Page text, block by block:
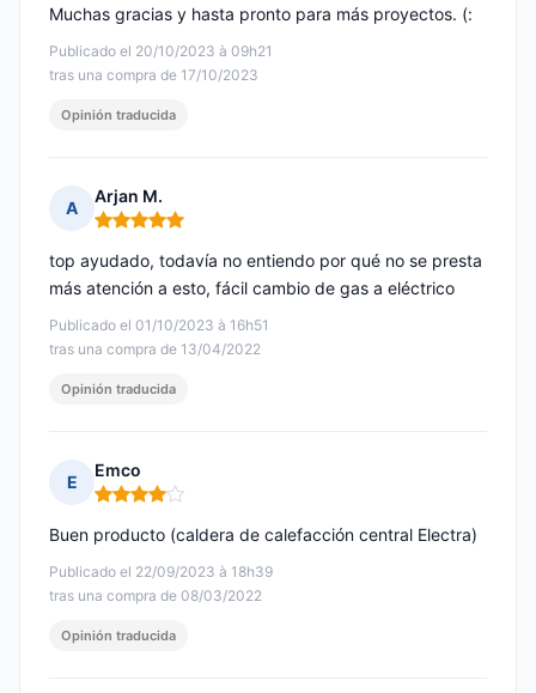
Publicado el 20/10/2023 à 09h21
tras una compra de 17/10/2023
Muchas gracias y hasta pronto para más proyectos. (:
Opinión traducida
A
Arjan M.
Nota: 5 de 5
Publicado el 01/10/2023 à 16h51
tras una compra de 13/04/2022
top ayudado, todavía no entiendo por qué no se presta
más atención a esto, fácil cambio de gas a eléctrico
Opinión traducida
E
Emco
Nota: 4 de 5
Publicado el 22/09/2023 à 18h39
tras una compra de 08/03/2022
Buen producto (caldera de calefacción central Electra)
Opinión traducida